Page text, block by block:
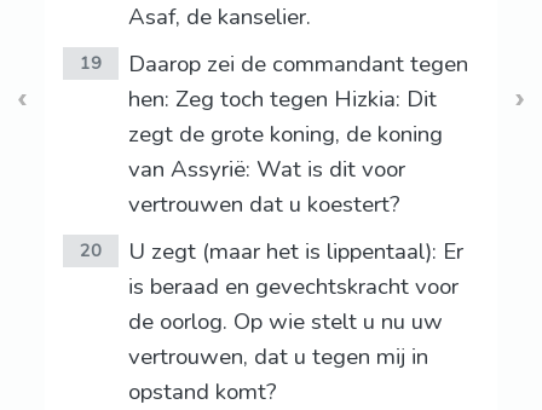
Asaf, de kanselier.
19
Daarop zei de commandant tegen
hen: Zeg toch tegen Hizkia: Dit
zegt de grote koning, de koning
van Assyrië: Wat is dit voor
vertrouwen dat u koestert?
20
U zegt (maar het is lippentaal): Er
is beraad en gevechtskracht voor
de oorlog. Op wie stelt u nu uw
vertrouwen, dat u tegen mij in
opstand komt?